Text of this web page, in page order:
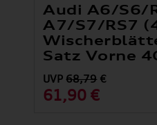
Audi A6/S6/
A7/S7/RS7
Satz Vorne
UVP68,79 €
61,90 €